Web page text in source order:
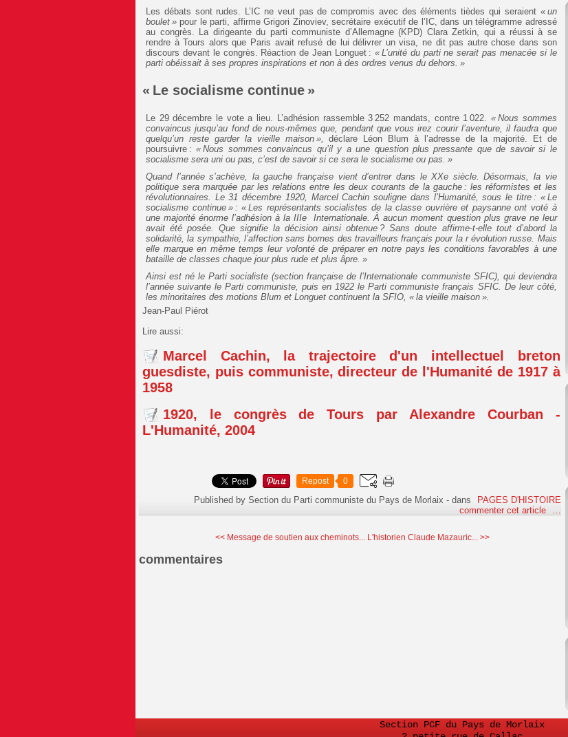
Les débats sont rudes. L’IC ne veut pas de compromis avec des éléments tièdes qui seraient « un
boulet » pour le parti, affirme Grigori Zinoviev, secrétaire exécutif de l’IC, dans un télégramme adressé
au congrès. La dirigeante du parti communiste d’Allemagne (KPD) Clara Zetkin, qui a réussi à se
rendre à Tours alors que Paris avait refusé de lui délivrer un visa, ne dit pas autre chose dans son
discours devant le congrès. Réaction de Jean Longuet : « L’unité du parti ne serait pas menacée si le
parti obéissait à ses propres inspirations et non à des ordres venus du dehors. »
« Le socialisme continue »
Le 29 décembre le vote a lieu. L’adhésion rassemble 3 252 mandats, contre 1 022. « Nous sommes
convaincus jusqu’au fond de nous-mêmes que, pendant que vous irez courir l’aventure, il faudra que
quelqu’un reste garder la vieille maison »,déclare Léon Blum à l’adresse de la majorité. Et de
poursuivre :« Nous sommes convaincus qu’il y a une question plus pressante que de savoir si le
socialisme sera uni ou pas, c’est de savoir si ce sera le socialisme ou pas. »
Quand l’année s’achève, la gauche française vient d’entrer dans le XXe siècle. Désormais, la vie
politique sera marquée par les relations entre les deux courants de la gauche : les réformistes et les
révolutionnaires. Le 31 décembre 1920, Marcel Cachin souligne dans l’Humanité, sous le titre : « Le
socialisme continue » :« Les représentants socialistes de la classe ouvrière et paysanne ont voté à
une majorité énorme l’adhésion à la IIIe
Internationale. À aucun moment question plus grave ne leur
avait été posée. Que signifie la décision ainsi obtenue ? Sans doute affirme-t-elle tout d’abord la
solidarité, la sympathie, l’affection sans bornes des travailleurs français pour la r évolution russe. Mais
elle marque en même temps leur volonté de préparer en notre pays les conditions favorables à une
bataille de classes chaque jour plus rude et plus âpre. »
Ainsi est né le Parti socialiste (section française de l’Internationale communiste SFIC), qui deviendra
l’année suivante le Parti communiste, puis en 1922 le Parti communiste français SFIC. De leur côté,
les minoritaires des motions Blum et Longuet continuent la SFIO, « la vieille maison ».
Jean-Paul Piérot
Lire aussi:
Marcel Cachin, la trajectoire d'un intellectuel breton
guesdiste, puis communiste, directeur de l'Humanité de 1917 à
1958
1920, le congrès de Tours par Alexandre Courban -
L'Humanité, 2004
Repost 0
Published by Section du Parti communiste du Pays de Morlaix -dans
PAGES D'HISTOIRE
commenter cet article
<< Message de soutien aux cheminots... L'historien Claude Mazauric... >>
commentaires
Section PCF du Pays de Morlaix